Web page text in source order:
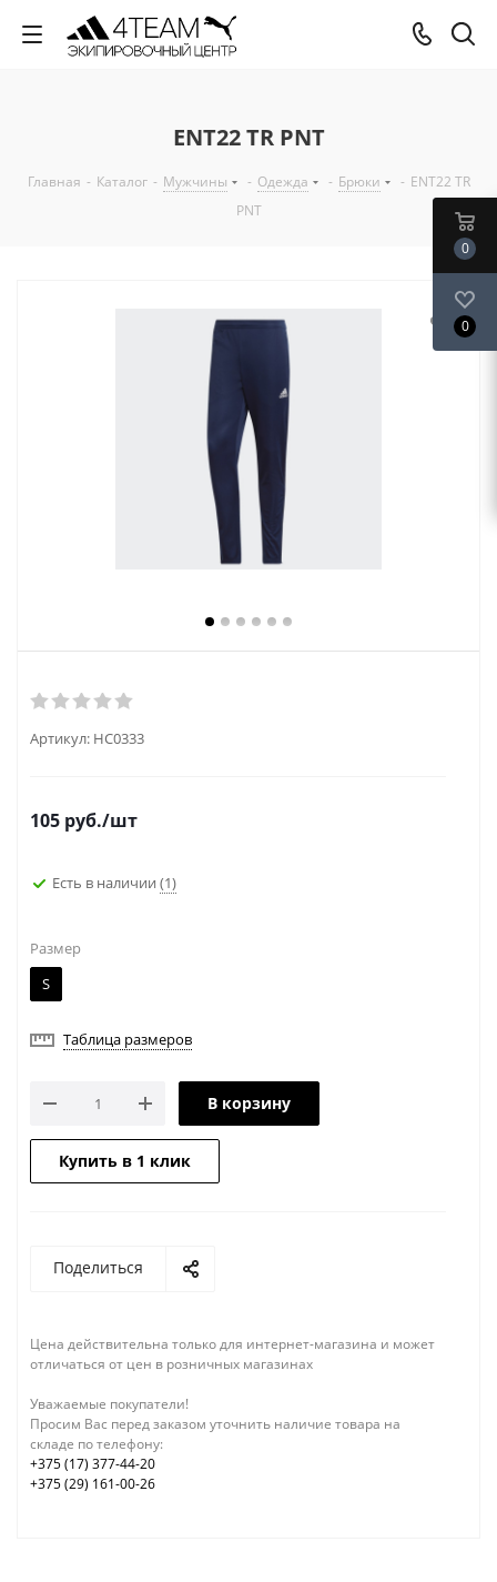
ENT22 TR PNT
Главная - Каталог - Мужчины - Одежда - Брюки - ENT22 TR
PNT
Артикул: HC0333
105 руб./шт
Есть в наличии (1)
Размер
S
Таблица размеров
В корзину
Купить в 1 клик
Поделиться
Цена действительна только для интернет-магазина и может
отличаться от цен в розничных магазинах
Уважаемые покупатели!
Просим Вас перед заказом уточнить наличие товара на
складе по телефону:
+375 (17) 377-44-20
+375 (29) 161-00-26
0
0